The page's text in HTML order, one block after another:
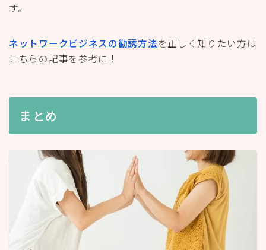
す。
ネットワークビジネスの勧誘方法を正しく知りたい方は
こちらの記事を参考に！
まとめ